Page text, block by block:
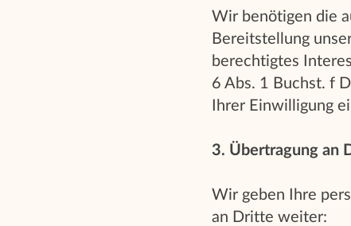
Wir benötigen die
Bereitstellung
berechtigtes
6 Abs. 1 Buchst. f
Ihrer Einwilligung
3. Übertragung an
Wir geben Ihre
an Dritte weiter: